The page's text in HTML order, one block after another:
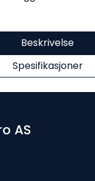
Beskrivelse
Spesifikasjoner
AS